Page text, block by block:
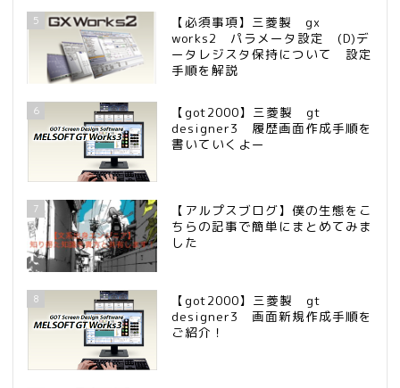
5
【必須事項】三菱製 gx
works2 パラメータ設定 (D)デ
ータレジスタ保持について 設定
手順を解説
6
【got2000】三菱製 gt
designer3 履歴画面作成手順を
書いていくよー
7
【アルプスブログ】僕の生態をこ
ちらの記事で簡単にまとめてみま
した
8
【got2000】三菱製 gt
designer3 画面新規作成手順を
ご紹介！